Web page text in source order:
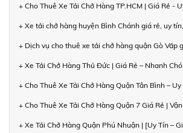
+ Cho Thuê Xe Tải Chở Hàng TP.HCM | Giá Rẻ -
+ Xe tải chở hàng huyện Bình Chánh giá rẻ, uy
+ Dịch vụ cho thuê xe tải chở hàng quận Gò Vấp
+ Xe Tải Chở Hàng Thủ Đức | Giá Rẻ – Nhanh
+ Cho Thuê Xe Tải Chở Hàng Quận Tân Bình –
+ Cho Thuê Xe Tải Chở Hàng Quận 7 Giá Rẻ |
+ Xe Tải Chở Hàng Quận Phú Nhuận | [Uy Tín –